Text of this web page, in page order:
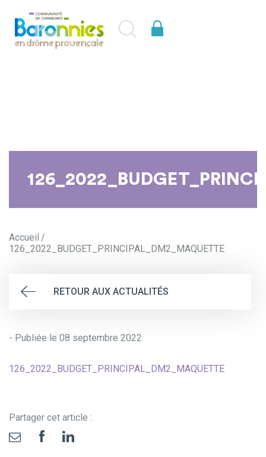
Accueil
126_2022_BUDGET_PRINCIPAL_DM2_MAQUETTE
RETOUR AUX ACTUALITÉS
- Publiée le 08 septembre 2022
126_2022_BUDGET_PRINCIPAL_DM2_MAQUETTE
Partager cet article :